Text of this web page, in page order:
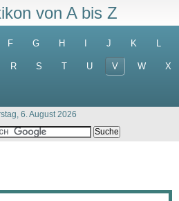
von A bis Z
F G H J K L
R S T U V W X
6. August 2026